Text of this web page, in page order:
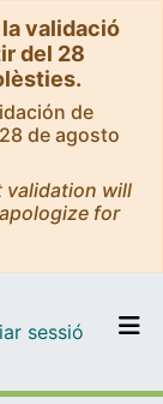
validació
del 28
de
de agosto
validation will
for
sessió (current)